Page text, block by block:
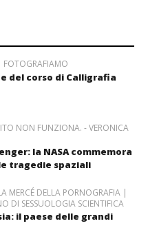
FOTOGRAFIAMO
del corso di Calligrafia
NON FUNZIONA. - VERONICA
la NASA commemora
tragedie spaziali
MERCÉ DELLA PORNOGRAFIA |
DI SESSUOLOGIA SCIENTIFICA
il paese delle grandi